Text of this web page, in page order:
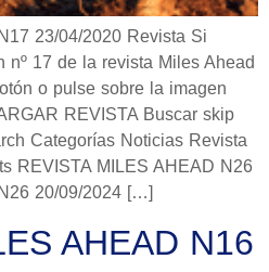
23/04/2020 Revista Si
nº 17 de la revista Miles Ahead
o pulse sobre la imagen
REVISTA Buscar skip
Categorías Noticias Revista
REVISTA MILES AHEAD N26
20/09/2024 […]
AHEAD N16